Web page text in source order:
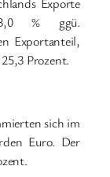
% ggü.
Exportanteil,
Prozent.
sich im
Euro. Der